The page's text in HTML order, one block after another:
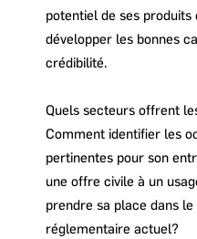
potentiel de ses produits
développer les bonnes
crédibilité.
Quels secteurs offrent
Comment identifier les
pertinentes pour son
une offre civile à un
prendre sa place dans
réglementaire actuel?